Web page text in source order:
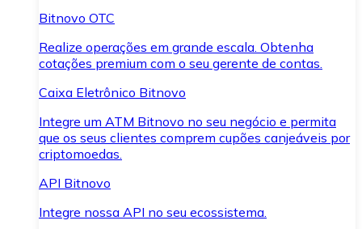
Bitnovo OTC
Realize operações em grande escala. Obtenha
cotações premium com o seu gerente de contas.
Caixa Eletrônico Bitnovo
Integre um ATM Bitnovo no seu negócio e permita
que os seus clientes comprem cupões canjeáveis por
criptomoedas.
API Bitnovo
Integre nossa API no seu ecossistema.